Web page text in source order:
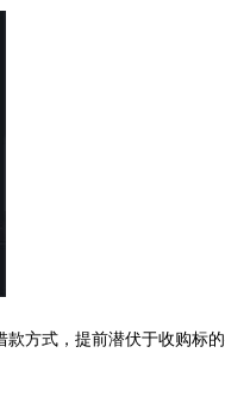
款方式，提前潜伏于收购